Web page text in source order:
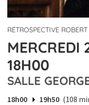
RÉTROSPECTIVE
MERCREDI
18H00
SALLE
18h00 19h50 (108